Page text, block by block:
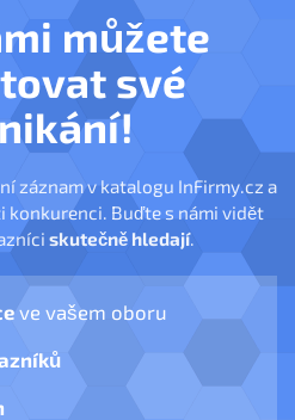
můžete
své
záznam v katalogu InFirmy.cz a
Buďte s námi vidět
skutečně hledají.
ve vašem oboru